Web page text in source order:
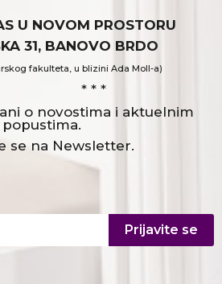
U NOVOM PROSTORU
31, BANOVO BRDO
fakulteta, u blizini Ada Moll-a)
* *
o novostima i aktuelnim
popustima.
se na Newsletter.
Prijavite se